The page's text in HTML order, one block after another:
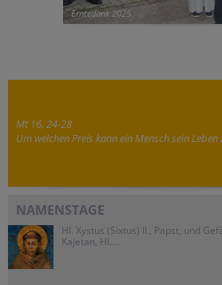
Erntedank 2025
Mt 16, 24-28
Um welchen Preis kann ein Mensch sein
NAMENSTAGE
Hl. Xystus (Sixtus) II., Papst, und
Kajetan, Hl....